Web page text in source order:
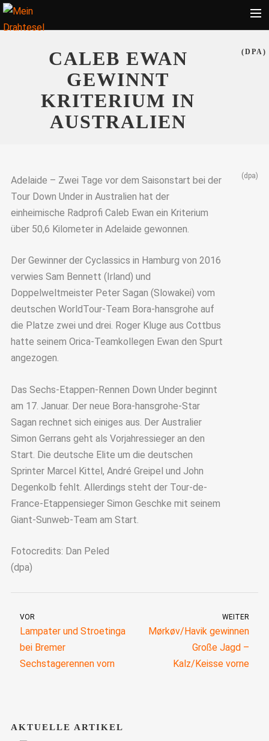
Suche
CALEB EWAN
GEWINNT
KRITERIUM IN
AUSTRALIEN
(DPA)
Adelaide – Zwei Tage vor dem Saisonstart bei der
Tour Down Under in Australien hat der
einheimische Radprofi Caleb Ewan ein Kriterium
über 50,6 Kilometer in Adelaide gewonnen.
Der Gewinner der Cyclassics in Hamburg von 2016
verwies Sam Bennett (Irland) und
Doppelweltmeister Peter Sagan (Slowakei) vom
deutschen WorldTour-Team Bora-hansgrohe auf
die Platze zwei und drei. Roger Kluge aus Cottbus
hatte seinem Orica-Teamkollegen Ewan den Spurt
angezogen.
Das Sechs-Etappen-Rennen Down Under beginnt
am 17. Januar. Der neue Bora-hansgrohe-Star
Sagan rechnet sich einiges aus. Der Australier
Simon Gerrans geht als Vorjahressieger an den
Start. Die deutsche Elite um die deutschen
Sprinter Marcel Kittel, André Greipel und John
Degenkolb fehlt. Allerdings steht der Tour-de-
France-Etappensieger Simon Geschke mit seinem
Giant-Sunweb-Team am Start.
Fotocredits: Dan Peled
(dpa)
(dpa)
VOR
Lampater und Stroetinga
bei Bremer
Sechstagerennen vorn
WEITER
Mørkøv/Havik gewinnen
Große Jagd –
Kalz/Keisse vorne
AKTUELLE ARTIKEL